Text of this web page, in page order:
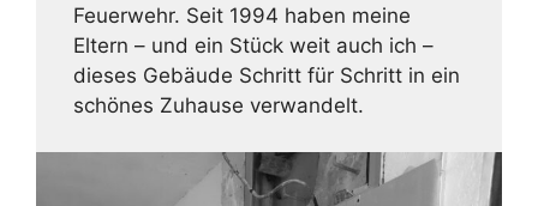
Feuerwehr. Seit 1994 haben meine
Eltern – und ein Stück weit auch ich –
dieses Gebäude Schritt für Schritt in ein
schönes Zuhause verwandelt.